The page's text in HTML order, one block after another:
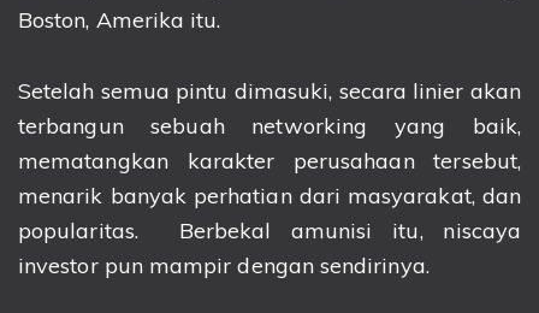
Boston, Amerika itu.
Setelah semua pintu dimasuki, secara linier akan
terbangun sebuah networking yang baik,
mematangkan karakter perusahaan tersebut,
menarik banyak perhatian dari masyarakat, dan
popularitas. Berbekal amunisi itu, niscaya
investor pun mampir dengan sendirinya.